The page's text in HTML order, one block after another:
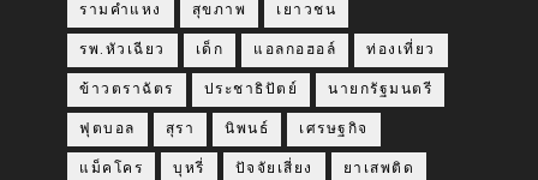
รามคำแหง สุขภาพ เยาวชน
รพ.หัวเฉียว เด็ก แอลกอฮอล์ ท่องเที่ยว
ข้าวตราฉัตร ประชาธิปัตย์ นายกรัฐมนตรี
ฟุตบอล สุรา นิพนธ์ เศรษฐกิจ
แม็คโคร บุหรี่ ปัจจัยเสี่ยง ยาเสพติด